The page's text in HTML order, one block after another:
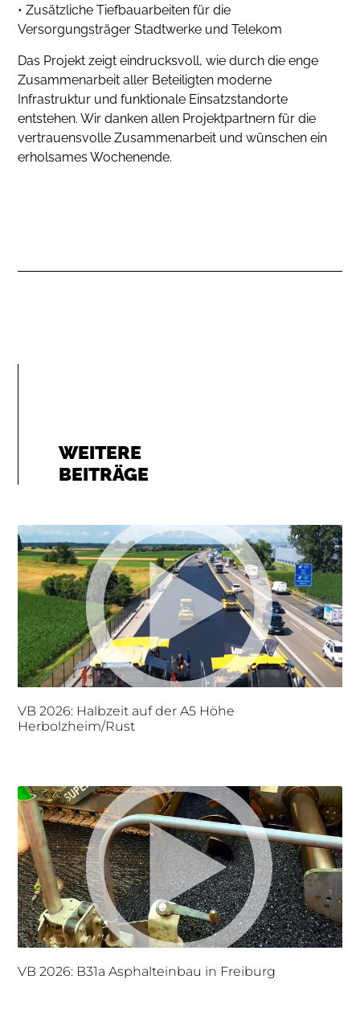
• Zusätzliche Tiefbauarbeiten für die
Versorgungsträger Stadtwerke und Telekom
Das Projekt zeigt eindrucksvoll, wie durch die enge
Zusammenarbeit aller Beteiligten moderne
Infrastruktur und funktionale Einsatzstandorte
entstehen. Wir danken allen Projektpartnern für die
vertrauensvolle Zusammenarbeit und wünschen ein
erholsames Wochenende.
WEITERE
BEITRÄGE
VB 2026: Halbzeit auf der A5 Höhe
Herbolzheim/Rust
VB 2026: B31a Asphalteinbau in Freiburg